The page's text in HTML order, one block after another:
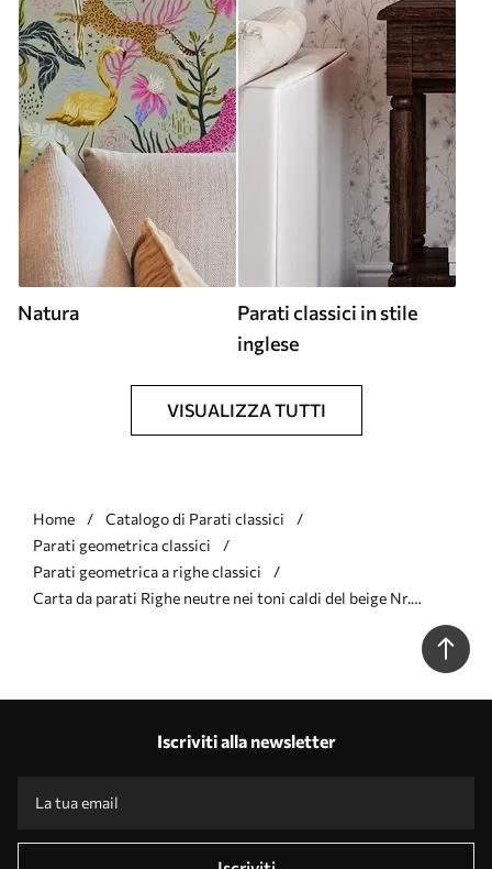
Natura
Parati classici in stile
inglese
VISUALIZZA TUTTI
Home
Catalogo di Parati classici
Parati geometrica classici
Parati geometrica a righe classici
Carta da parati Righe neutre nei toni caldi del beige Nr.
Iscriviti alla newsletter